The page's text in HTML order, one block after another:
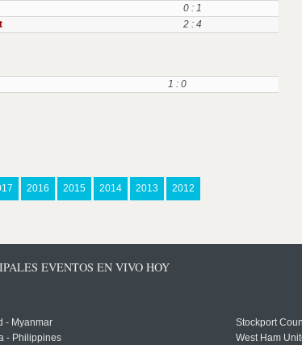
0 : 1
2 : 4
1 : 0
2016 2015 2014 2013 2012
EVENTOS EN VIVO HOY
- Myanmar
- Philippines
Stockport
West Ham